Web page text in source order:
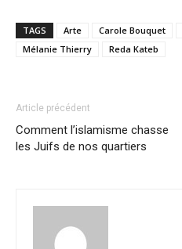
TAGS Arte Carole Bouquet
Mélanie Thierry
Reda Kateb
Article précédent
Comment l’islamisme chasse
les Juifs de nos quartiers